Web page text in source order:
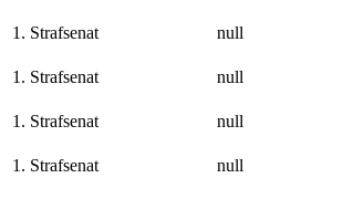
1. Strafsenat null
1. Strafsenat null
1. Strafsenat null
1. Strafsenat null